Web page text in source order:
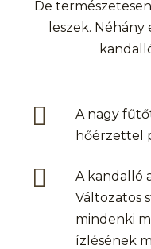
De
leszek.
A nagy
hőérzettel
A kandalló
Változatos
mindenki
ízlésének